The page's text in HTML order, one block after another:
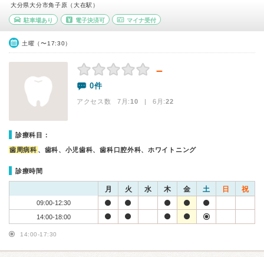
大分県大分市角子原（大在駅）
駐車場あり 電子決済可 マイナ受付
土曜（〜17:30）
－
0件
アクセス数 7月:10 | 6月:22
診療科目：
歯周病科 、歯科、小児歯科、歯科口腔外科、ホワイトニング
診療時間
月 火 水 木 金 土 日 祝
09:00-12:30
14:00-18:00
14:00-17:30